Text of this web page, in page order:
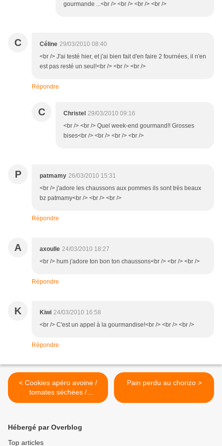
gourmande ...<br /> <br /> <br /> <br />
C Céline 29/03/2010 08:40
<br /> J'ai testé hier, et j'ai bien fait d'en faire 2 fournées, il n'en
est pas resté un seul!<br /> <br /> <br />
Répondre
C Christel 29/03/2010 09:16
<br /> <br /> Quel week-end gourmand!! Grosses
bises<br /> <br /> <br /> <br />
P patmamy 26/03/2010 15:31
<br /> j'adore les chaussons aux pommes ils sont très beaux
bz patmamy<br /> <br /> <br />
Répondre
A axoulle 24/03/2010 18:27
<br /> hum j'adore ton bon ton chaussons<br /> <br /> <br />
Répondre
K Kiwi 24/03/2010 16:58
<br /> C'est un appel à la gourmandise!<br /> <br /> <br />
Répondre
< Cookies apéro avoine /
tomates séchées /
parmesan
Pain perdu au chorizo >
Hébergé par Overblog
Top articles